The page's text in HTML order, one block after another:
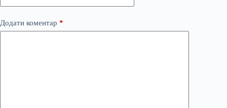
Додати коментар *